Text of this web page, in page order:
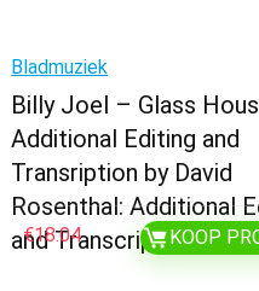
Bladmuziek
Billy Joel – Glass
Additional Editing and
Transription by David
Rosenthal: Additional
and Transcription…
€18.04 KOOP